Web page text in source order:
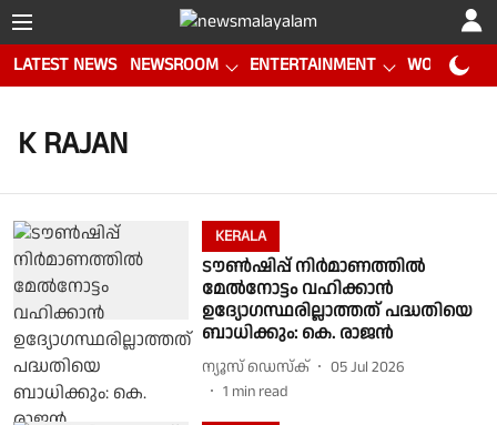
LATEST NEWS NEWSROOM ENTERTAINMENT WORLD CUP
K RAJAN
KERALA
ടൗൺഷിപ്പ് നിർമാണത്തിൽ
മേൽനോട്ടം വഹിക്കാൻ
ഉദ്യോഗസ്ഥരില്ലാത്തത് പദ്ധതിയെ
ബാധിക്കും: കെ. രാജൻ
ന്യൂസ് ഡെസ്ക്
05 Jul 2026
1 min read